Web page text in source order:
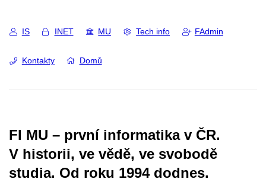
IS INET MU Tech info FAdmin
Kontakty Domů
FI MU – první informatika v ČR.
V historii, ve vědě, ve svobodě
studia. Od roku 1994 dodnes.